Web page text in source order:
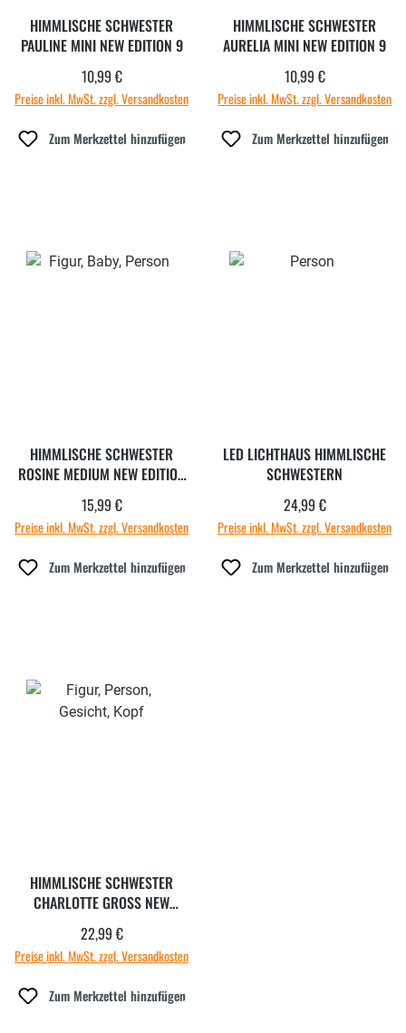
HIMMLISCHE SCHWESTER
PAULINE MINI NEW EDITION 9
Regulärer Preis:
10,99 €
Preise inkl. MwSt. zzgl. Versandkosten
Zum Merkzettel hinzufügen
HIMMLISCHE SCHWESTER
AURELIA MINI NEW EDITION 9
Regulärer Preis:
10,99 €
Preise inkl. MwSt. zzgl. Versandkosten
Zum Merkzettel hinzufügen
HIMMLISCHE SCHWESTER
ROSINE MEDIUM NEW EDITION
9
Regulärer Preis:
15,99 €
Preise inkl. MwSt. zzgl. Versandkosten
Zum Merkzettel hinzufügen
LED LICHTHAUS HIMMLISCHE
SCHWESTERN
Regulärer Preis:
24,99 €
Preise inkl. MwSt. zzgl. Versandkosten
Zum Merkzettel hinzufügen
HIMMLISCHE SCHWESTER
CHARLOTTE GROSS NEW
EDITION 9
Regulärer Preis:
22,99 €
Preise inkl. MwSt. zzgl. Versandkosten
Zum Merkzettel hinzufügen